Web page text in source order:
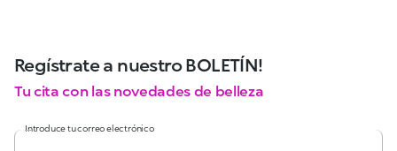
Regístrate a nuestro BOLETÍN!
Tu cita con las novedades de belleza
Introduce tu correo electrónico